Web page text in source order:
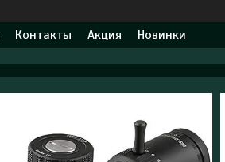
Контакты Акция Новинки